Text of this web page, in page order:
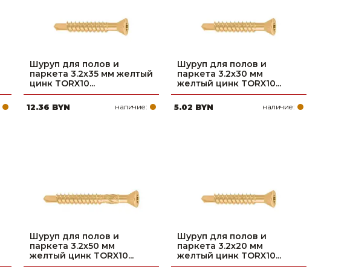
Шуруп для полов и
паркета 3.2х35 мм желтый
цинк TORX10...
12.36 BYN наличие:
Шуруп для полов и
паркета 3.2х30 мм
желтый цинк TORX10...
5.02 BYN наличие:
Шуруп для полов и
паркета 3.2х50 мм
желтый цинк TORX10...
Шуруп для полов и
паркета 3.2х20 мм
желтый цинк TORX10...